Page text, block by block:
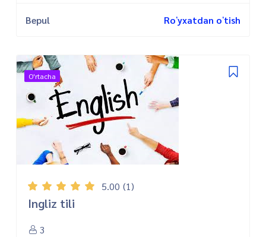
Bepul Roʻyxatdan oʻtish
O'rtacha
5.00 (1)
Ingliz tili
3